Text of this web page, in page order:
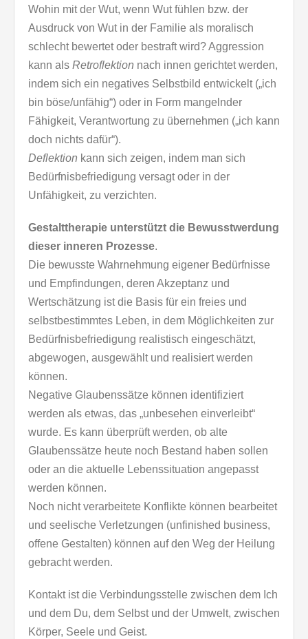
Wohin mit der Wut, wenn Wut fühlen bzw. der
Ausdruck von Wut in der Familie als moralisch
schlecht bewertet oder bestraft wird? Aggression
kann als Retroflektion nach innen gerichtet werden,
indem sich ein negatives Selbstbild entwickelt („ich
bin böse/unfähig“) oder in Form mangelnder
Fähigkeit, Verantwortung zu übernehmen („ich kann
doch nichts dafür“).
Deflektion kann sich zeigen, indem man sich
Bedürfnisbefriedigung versagt oder in der
Unfähigkeit, zu verzichten.
Gestalttherapie unterstützt die Bewusstwerdung
dieser inneren Prozesse.
Die bewusste Wahrnehmung eigener Bedürfnisse
und Empfindungen, deren Akzeptanz und
Wertschätzung ist die Basis für ein freies und
selbstbestimmtes Leben, in dem Möglichkeiten zur
Bedürfnisbefriedigung realistisch eingeschätzt,
abgewogen, ausgewählt und realisiert werden
können.
Negative Glaubenssätze können identifiziert
werden als etwas, das „unbesehen einverleibt“
wurde. Es kann überprüft werden, ob alte
Glaubenssätze heute noch Bestand haben sollen
oder an die aktuelle Lebenssituation angepasst
werden können.
Noch nicht verarbeitete Konflikte können bearbeitet
und seelische Verletzungen (unfinished business,
offene Gestalten) können auf den Weg der Heilung
gebracht werden.
Kontakt ist die Verbindungsstelle zwischen dem Ich
und dem Du, dem Selbst und der Umwelt, zwischen
Körper, Seele und Geist.